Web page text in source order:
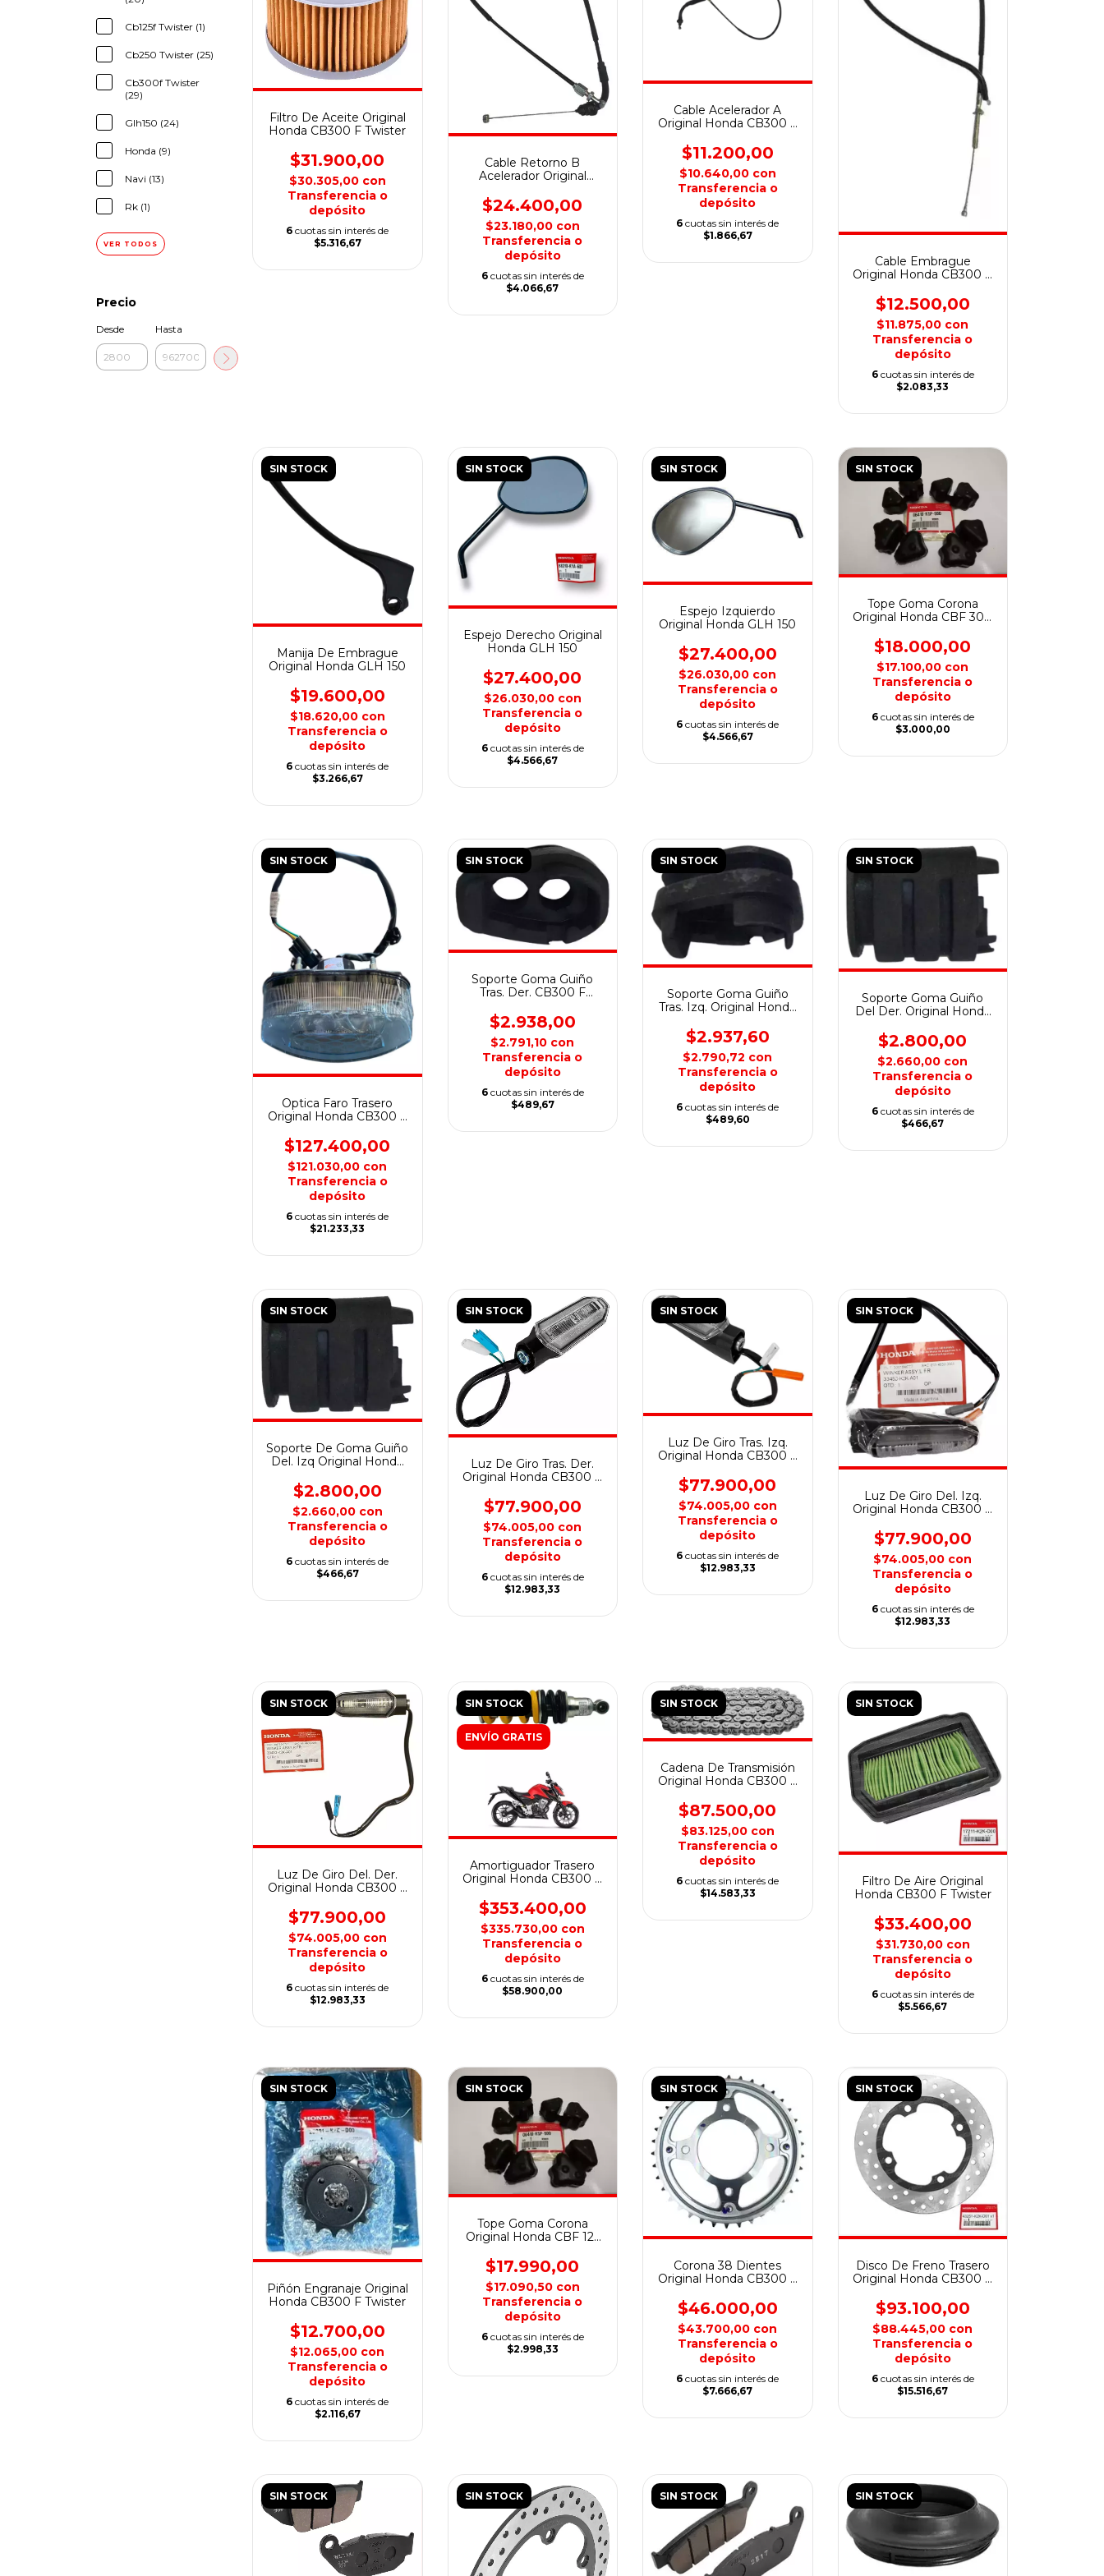
Cb125f Twister (1)
Cb250 Twister (25)
Cb300f Twister
(29)
Glh150 (24)
Honda (9)
Navi (13)
Rk (1)
VER TODOS
Precio
Desde Hasta
Filtro De Aceite Original
Honda CB300 F Twister
$31.900,00
$30.305,00 con
Transferencia o
depósito
6 cuotas sin interés de
$5.316,67
Cable Retorno B
Acelerador Original
$24.400,00
$23.180,00 con
Transferencia o
depósito
6 cuotas sin interés de
$4.066,67
Cable Acelerador A
Original Honda CB300 F
$11.200,00
$10.640,00 con
Transferencia o
depósito
6 cuotas sin interés de
$1.866,67
Cable Embrague
Original Honda CB300 F
$12.500,00
$11.875,00 con
Transferencia o
depósito
6 cuotas sin interés de
$2.083,33
SIN STOCK
Manija De Embrague
Original Honda GLH 150
$19.600,00
$18.620,00 con
Transferencia o
depósito
6 cuotas sin interés de
$3.266,67
SIN STOCK
Espejo Derecho Original
Honda GLH 150
$27.400,00
$26.030,00 con
Transferencia o
depósito
6 cuotas sin interés de
$4.566,67
SIN STOCK
Espejo Izquierdo
Original Honda GLH 150
$27.400,00
$26.030,00 con
Transferencia o
depósito
6 cuotas sin interés de
$4.566,67
SIN STOCK
Tope Goma Corona
Original Honda CBF 300
$18.000,00
$17.100,00 con
Transferencia o
depósito
6 cuotas sin interés de
$3.000,00
SIN STOCK
Optica Faro Trasero
Original Honda CB300 F
$127.400,00
$121.030,00 con
Transferencia o
depósito
6 cuotas sin interés de
$21.233,33
SIN STOCK
Soporte Goma Guiño
Tras. Der. CB300 F
$2.938,00
$2.791,10 con
Transferencia o
depósito
6 cuotas sin interés de
$489,67
SIN STOCK
Soporte Goma Guiño
Tras. Izq. Original Honda
$2.937,60
$2.790,72 con
Transferencia o
depósito
6 cuotas sin interés de
$489,60
SIN STOCK
Soporte Goma Guiño
Del Der. Original Honda
$2.800,00
$2.660,00 con
Transferencia o
depósito
6 cuotas sin interés de
$466,67
SIN STOCK
Soporte De Goma Guiño
Del. Izq Original Honda
$2.800,00
$2.660,00 con
Transferencia o
depósito
6 cuotas sin interés de
$466,67
SIN STOCK
Luz De Giro Tras. Der.
Original Honda CB300 F
$77.900,00
$74.005,00 con
Transferencia o
depósito
6 cuotas sin interés de
$12.983,33
SIN STOCK
Luz De Giro Tras. Izq.
Original Honda CB300 F
$77.900,00
$74.005,00 con
Transferencia o
depósito
6 cuotas sin interés de
$12.983,33
SIN STOCK
Luz De Giro Del. Izq.
Original Honda CB300 F
$77.900,00
$74.005,00 con
Transferencia o
depósito
6 cuotas sin interés de
$12.983,33
SIN STOCK
Luz De Giro Del. Der.
Original Honda CB300 F
$77.900,00
$74.005,00 con
Transferencia o
depósito
6 cuotas sin interés de
$12.983,33
SIN STOCK
ENVÍO GRATIS
Amortiguador Trasero
Original Honda CB300 F
$353.400,00
$335.730,00 con
Transferencia o
depósito
6 cuotas sin interés de
$58.900,00
SIN STOCK
Cadena De Transmisión
Original Honda CB300 F
$87.500,00
$83.125,00 con
Transferencia o
depósito
6 cuotas sin interés de
$14.583,33
SIN STOCK
Filtro De Aire Original
Honda CB300 F Twister
$33.400,00
$31.730,00 con
Transferencia o
depósito
6 cuotas sin interés de
$5.566,67
SIN STOCK
Piñón Engranaje Original
Honda CB300 F Twister
$12.700,00
$12.065,00 con
Transferencia o
depósito
6 cuotas sin interés de
$2.116,67
SIN STOCK
Tope Goma Corona
Original Honda CBF 125
$17.990,00
$17.090,50 con
Transferencia o
depósito
6 cuotas sin interés de
$2.998,33
SIN STOCK
Corona 38 Dientes
Original Honda CB300 F
$46.000,00
$43.700,00 con
Transferencia o
depósito
6 cuotas sin interés de
$7.666,67
SIN STOCK
Disco De Freno Trasero
Original Honda CB300 F
$93.100,00
$88.445,00 con
Transferencia o
depósito
6 cuotas sin interés de
$15.516,67
SIN STOCK SIN STOCK SIN STOCK SIN STOCK